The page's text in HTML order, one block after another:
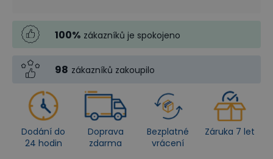
100% zákazníků je spokojeno
98 zákazníků zakoupilo
Dodání do
24 hodin
Doprava
zdarma
Bezplatné
vrácení
Záruka 7 let